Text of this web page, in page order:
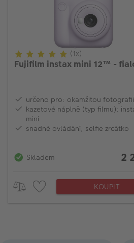
(1x)
Fujifilm instax mini 12™ -
určeno pro: okamžitou fotografii
kazetové náplně (typ filmu):
mini
snadné ovládání, selfie zrcátko
Skladem 2
KOUPIT